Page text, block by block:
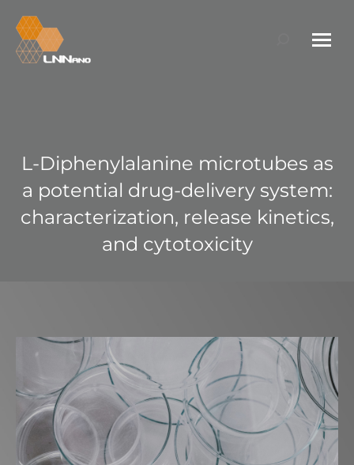
Search:
L-Diphenylalanine microtubes as
a potential drug-delivery system:
characterization, release kinetics,
and cytotoxicity